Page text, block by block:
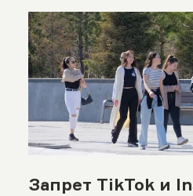
Запрет TikTok и